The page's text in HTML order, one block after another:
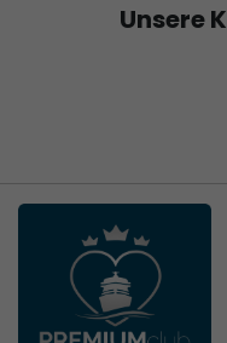
Unsere